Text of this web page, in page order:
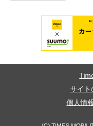
サイト
個人情